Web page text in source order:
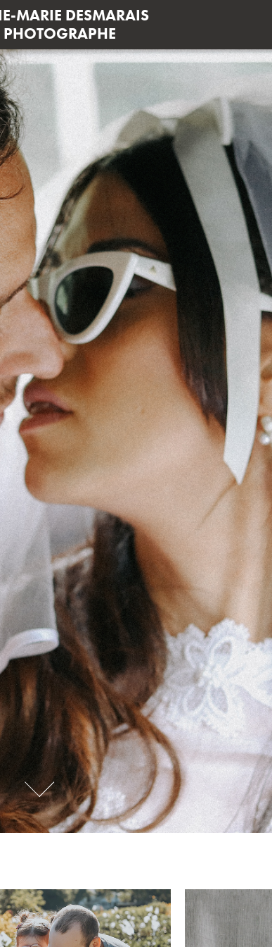
MARIE DESMARAIS
PHOTOGRAPHE